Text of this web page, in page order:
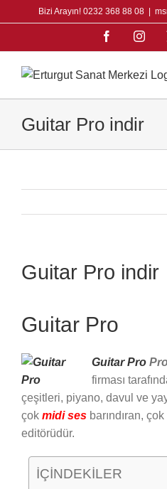
to
Bizi Arayın! 0232 368 88 08
Facebook
Guitar Pro indir
Guitar Pro indir
Guitar Pro
Guitar Pro
firması
çeşitleri, piyano, davul ve
çok midi ses barındıran,
editörüdür.
İÇİNDEKİLER